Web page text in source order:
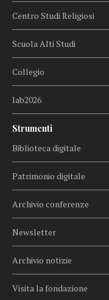
Centro Studi Religiosi
Scuola Alti Studi
Collegio
lab2026
Strumenti
Biblioteca digitale
Patrimonio digitale
Archivio conferenze
Newsletter
Archivio notizie
Visita la fondazione